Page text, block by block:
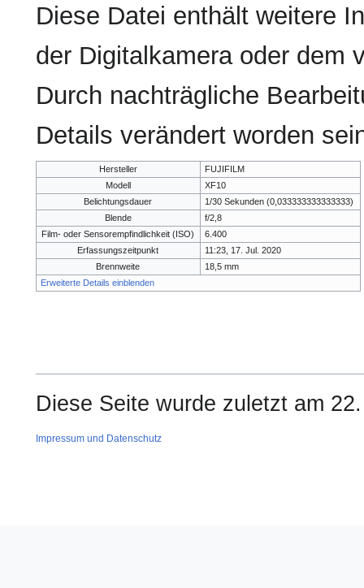
Diese Datei enthält weitere
der Digitalkamera oder dem
Durch nachträgliche
Details verändert worden
Hersteller
FUJIFILM
Modell
XF10
Belichtungsdauer
1/30 Sekunden (0,033333333333333)
Blende
f/2,8
Film- oder Sensorempfindlichkeit (ISO)
6.400
Erfassungszeitpunkt
11:23, 17. Jul. 2020
Brennweite
18,5 mm
Erweiterte Details einblenden
Diese Seite wurde zuletzt am
Impressum und Datenschutz